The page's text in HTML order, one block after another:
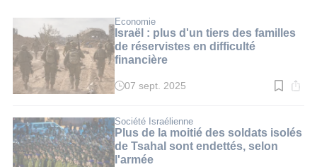
Economie
Israël : plus d'un tiers des familles
de réservistes en difficulté
financière
Temps
:
3
min.
07 sept. 2025
Société Israélienne
Plus de la moitié des soldats isolés
de Tsahal sont endettés, selon
l'armée